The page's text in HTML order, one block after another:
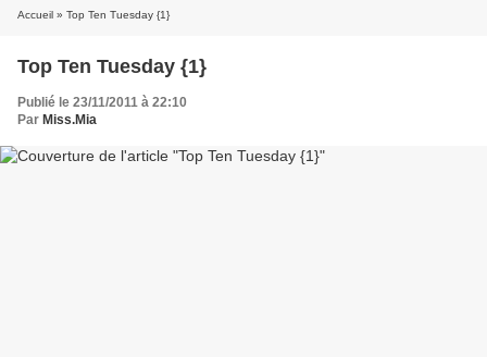
Accueil » Top Ten Tuesday {1}
Top Ten Tuesday {1}
Publié le 23/11/2011 à 22:10
Par Miss.Mia